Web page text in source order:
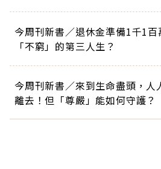
今周刊新書／退休金準備1千1
「不窮」的第三人生？
今周刊新書／來到生命盡頭，人
離去！但「尊嚴」能如何守護？